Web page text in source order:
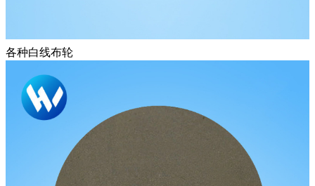
各种白线布轮